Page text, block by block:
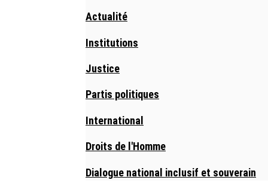
Actualité
Institutions
Justice
Partis politiques
International
Droits de l'Homme
Dialogue national inclusif et souverain